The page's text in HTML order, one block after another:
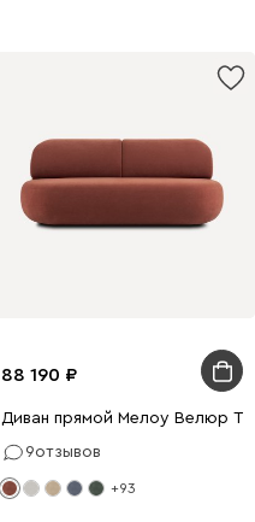
88 190
Диван прямой Мелоу Велюр
9отзывов
+93